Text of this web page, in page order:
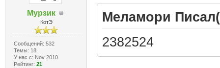
Мурзик
КотЭ
Сообщений: 532
Темы: 18
У нас с: Nov 2010
Рейтинг: 21
Меламори
2382524